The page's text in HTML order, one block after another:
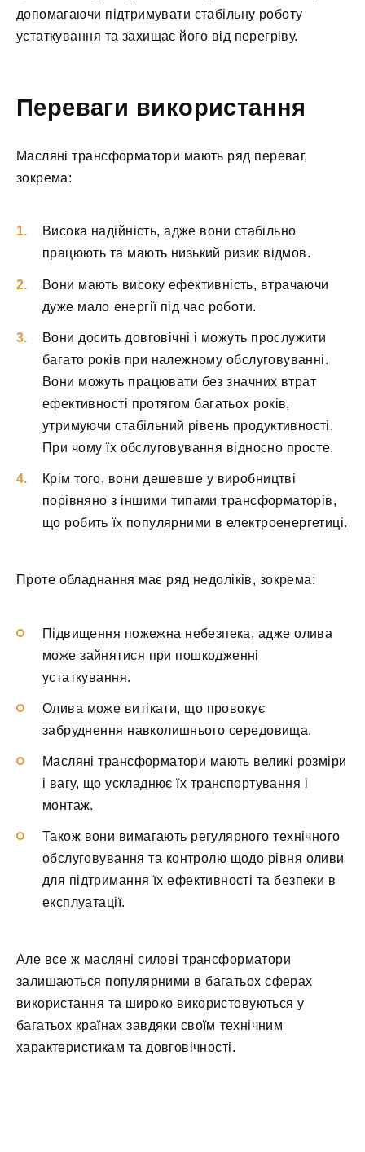
допомагаючи підтримувати стабільну роботу
устаткування та захищає його від перегріву.
Переваги використання
Масляні трансформатори мають ряд переваг,
зокрема:
Висока надійність, адже вони стабільно
працюють та мають низький ризик відмов.
Вони мають високу ефективність, втрачаючи
дуже мало енергії під час роботи.
Вони досить довговічні і можуть прослужити
багато років при належному обслуговуванні.
Вони можуть працювати без значних втрат
ефективності протягом багатьох років,
утримуючи стабільний рівень продуктивності.
При чому їх обслуговування відносно просте.
Крім того, вони дешевше у виробництві
порівняно з іншими типами трансформаторів,
що робить їх популярними в електроенергетиці.
Проте обладнання має ряд недоліків, зокрема:
Підвищення пожежна небезпека, адже олива
може зайнятися при пошкодженні
устаткування.
Олива може витікати, що провокує
забруднення навколишнього середовища.
Масляні трансформатори мають великі розміри
і вагу, що ускладнює їх транспортування і
монтаж.
Також вони вимагають регулярного технічного
обслуговування та контролю щодо рівня оливи
для підтримання їх ефективності та безпеки в
експлуатації.
Але все ж масляні силові трансформатори
залишаються популярними в багатьох сферах
використання та широко використовуються у
багатьох країнах завдяки своїм технічним
характеристикам та довговічності.